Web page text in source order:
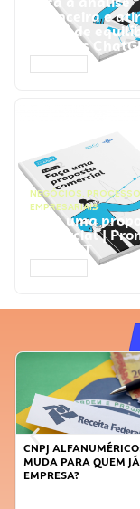
financeira e
ponto de
Prompts
NEGÓCIOS,
EMPRESARIAIS
Faça uma
comercial |
ChatGPT
CNPJ
MUDA PARA QUEM
EMPRESA?